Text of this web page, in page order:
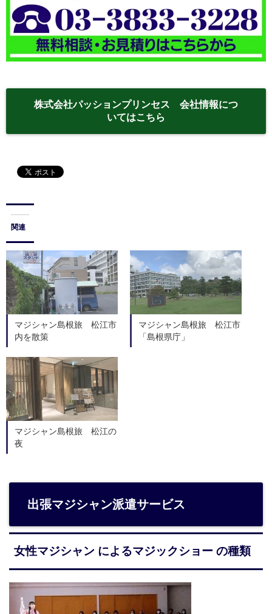
株式会社パッションプリンセス 会社情報につ
いてはこちら
関連
マジシャン島根旅 松江市
内を散策
マジシャン島根旅 松江市
「島根県庁」
マジシャン島根旅 松江の
夜
出張マジシャン派遣サービス
女性マジシャン によるマジックショー の種類